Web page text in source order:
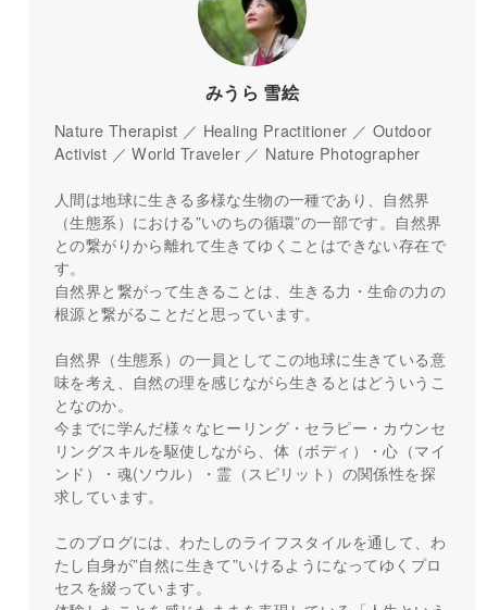
みうら 雪絵
Nature Therapist ／ Healing Practitioner ／ Outdoor
Activist ／ World Traveler ／ Nature Photographer
人間は地球に生きる多様な生物の一種であり、自然界
（生態系）における”いのちの循環”の一部です。自然界
との繋がりから離れて生きてゆくことはできない存在で
す。
自然界と繋がって生きることは、生きる力・生命の力の
根源と繋がることだと思っています。
自然界（生態系）の一員としてこの地球に生きている意
味を考え、自然の理を感じながら生きるとはどういうこ
となのか。
今までに学んだ様々なヒーリング・セラピー・カウンセ
リングスキルを駆使しながら、体（ボディ）・心（マイ
ンド）・魂(ソウル）・霊（スピリット）の関係性を探
求しています。
このブログには、わたしのライフスタイルを通して、わ
たし自身が”自然に生きて”いけるようになってゆくプロ
セスを綴っています。